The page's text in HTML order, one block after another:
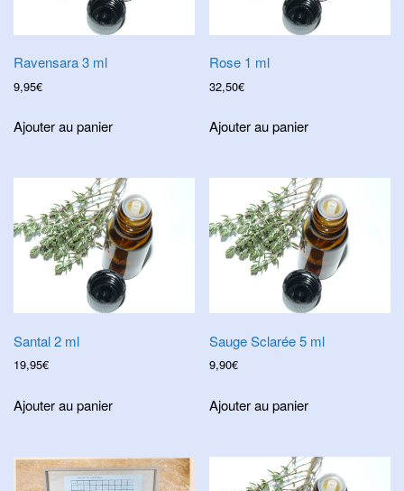
Ravensara 3 ml
9,95€
Ajouter au panier
Rose 1 ml
32,50€
Ajouter au panier
Santal 2 ml
19,95€
Ajouter au panier
Sauge Sclarée 5 ml
9,90€
Ajouter au panier